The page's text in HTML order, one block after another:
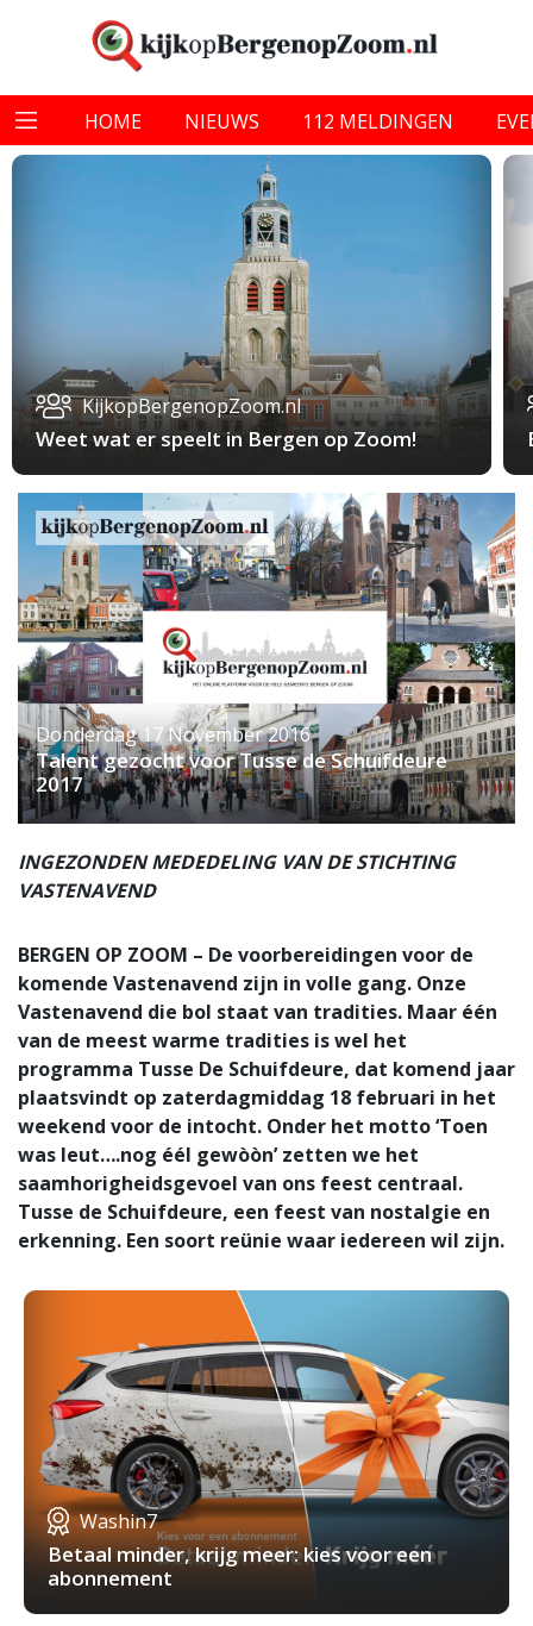
HOME NIEUWS 112 MELDINGEN
KijkopBergenopZoom.nl
Weet wat er speelt in Bergen op Zoom!
Donderdag 17 November 2016
Talent gezocht voor Tusse de Schuifdeure
2017
INGEZONDEN MEDEDELING VAN DE STICHTING
VASTENAVEND
BERGEN OP ZOOM – De voorbereidingen voor de
komende Vastenavend zijn in volle gang. Onze
Vastenavend die bol staat van tradities. Maar één
van de meest warme tradities is wel het
programma Tusse De Schuifdeure, dat komend jaar
plaatsvindt op zaterdagmiddag 18 februari in het
weekend voor de intocht. Onder het motto ‘Toen
was leut….nog éél gewòòn’ zetten we het
saamhorigheidsgevoel van ons feest centraal.
Tusse de Schuifdeure, een feest van nostalgie en
erkenning. Een soort reünie waar iedereen wil zijn.
Washin7
Betaal minder, krijg meer: kies voor een
abonnement